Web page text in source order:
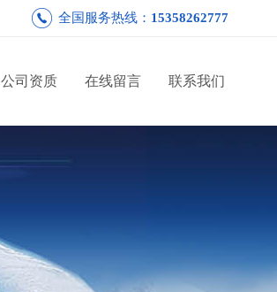
全国服务热线： 15358262777
公司资质 在线留言 联系我们